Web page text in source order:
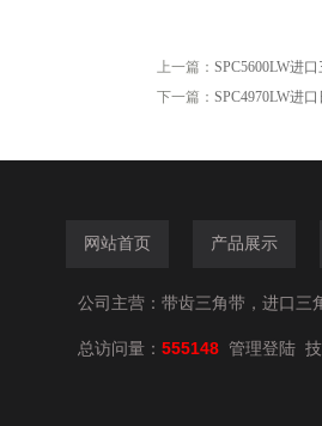
上一篇： SPC5600LW进
下一篇： SPC4970LW进
网站首页 产品展示
公司主营：带齿三角带，进口三
总访问量： 555148 管理登陆